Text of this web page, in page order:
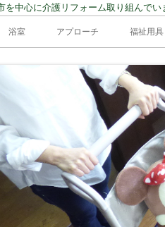
を中心に介護リフォーム取り組んでい
浴室 アプローチ 福祉用具